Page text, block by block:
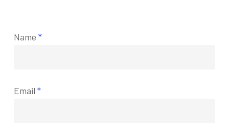
Name *
Email *